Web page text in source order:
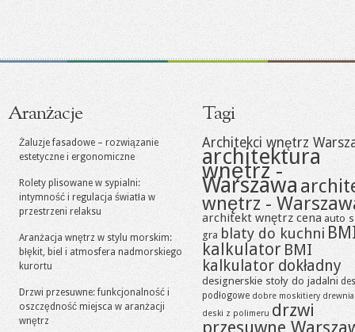
Aranżacje
Żaluzje fasadowe – rozwiązanie
estetyczne i ergonomiczne
Rolety plisowane w sypialni:
intymność i regulacja światła w
przestrzeni relaksu
Aranżacja wnętrz w stylu morskim:
błękit, biel i atmosfera nadmorskiego
kurortu
Drzwi przesuwne: funkcjonalność i
oszczędność miejsca w aranżacji
wnętrz
Tagi
Architekci wnętrz
architektura
wnętrz -
Warszawa
wnętrz -
architekt wnętrz cena auto
gra blaty do kuchni
kalkulator BMI
kalkulator dokładny
designerskie stoły do jadalni
podłogowe dobre moskitiery
deski z polimeru drzwi
przesuwne